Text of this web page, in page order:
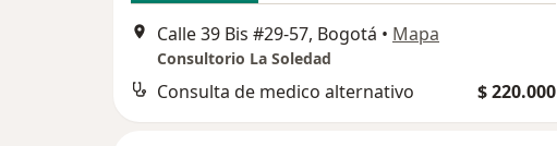
Calle 39 Bis #29-57, Bogotá • Mapa
Consultorio La Soledad
Consulta de medico alternativo $ 220.000